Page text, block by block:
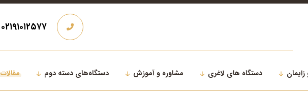
۰۲۱۹۱۰۱۲۵۷۷
دستگاه های لاغری مشاوره و آموزش دستگاه‌های دسته دوم مقالات